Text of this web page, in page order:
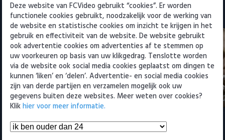
Eredivisie
Sano aan het woord na PSV-
transfer: 'PSV is een topclub'
8 augustus 2026 14:10
Excelsior
8 augustus
Samenvattingen Eredivisie
Deze website van FCVideo gebruikt “cookies”. Er worden
functionele cookies gebruikt, noodzakelijk voor de werking van
de website en statistische cookies om inzicht te krijgen in het
gebruik en effectiviteit van de website. De website gebruikt
ook advertentie cookies om advertenties af te stemmen op
uw voorkeuren op basis van uw klikgedrag. Tenslotte worden
via de website ook social media cookies geplaatst om dingen te
kunnen ‘liken’ en ‘delen’. Advertentie- en social media cookies
zijn van derde partijen en verzamelen mogelijk ook uw
gegevens buiten deze websites. Meer weten over cookies?
Klikhier voor meer informatie.